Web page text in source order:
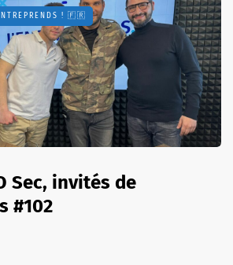
! 🇫🇷
Sec, invités de
#102